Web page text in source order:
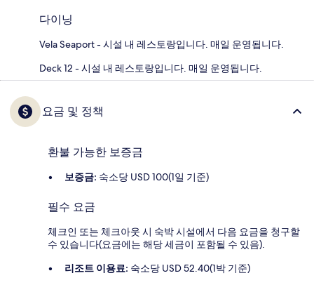
다이닝
Vela Seaport - 시설 내 레스토랑입니다. 매일 운영됩니다.
Deck 12 - 시설 내 레스토랑입니다. 매일 운영됩니다.
요금 및 정책
환불 가능한 보증금
보증금: 숙소당 USD 100(1일 기준)
필수 요금
체크인 또는 체크아웃 시 숙박 시설에서 다음 요금을 청구할
수 있습니다(요금에는 해당 세금이 포함될 수 있음).
리조트 이용료: 숙소당 USD 52.40(1박 기준)